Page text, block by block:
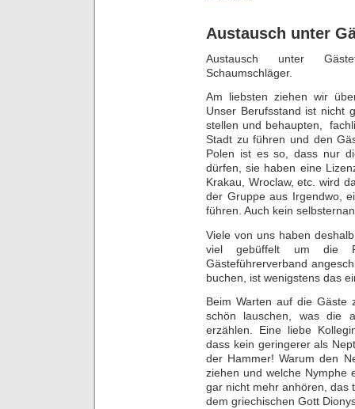
Austausch unter
Austausch unter
Schaumschläger.
Am liebsten ziehen wir
Unser Berufsstand ist nicht
stellen und behaupten,
Stadt zu führen und den
Polen ist es so, dass nur
dürfen, sie haben eine
Krakau, Wroclaw, etc. wird
der Gruppe aus Irgendwo,
führen. Auch kein
Viele von uns haben
viel gebüffelt um die
Gästeführerverband
buchen, ist wenigstens das
Beim Warten auf die Gäste
schön lauschen, was die
erzählen. Eine liebe
dass kein geringerer als
der Hammer! Warum den
ziehen und welche Nymphe
gar nicht mehr anhören, das
dem griechischen Gott